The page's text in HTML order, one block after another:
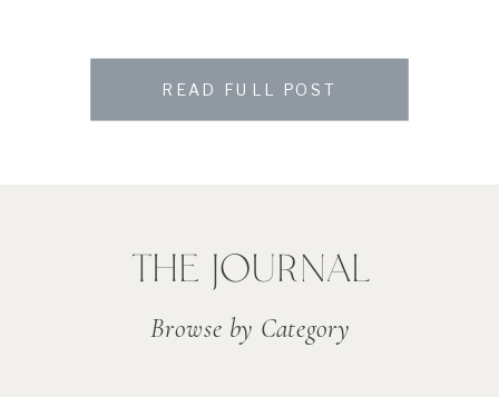
READ FULL POST
THE JOURNAL
Browse by Category